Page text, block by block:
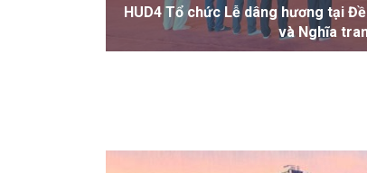
HUD4 Tổ chức thành công Hội
định vai trò